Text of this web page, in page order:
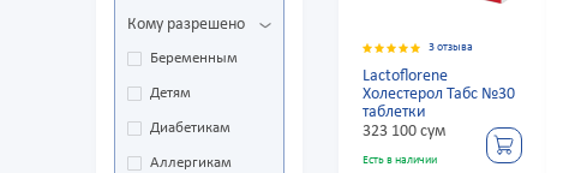
Кому разрешено
Беременным
Детям
Диабетикам
Аллергикам
3 отзыва
Lactoflorene
Холестерол Табс №30
таблетки
323 100 сум
Есть в наличии